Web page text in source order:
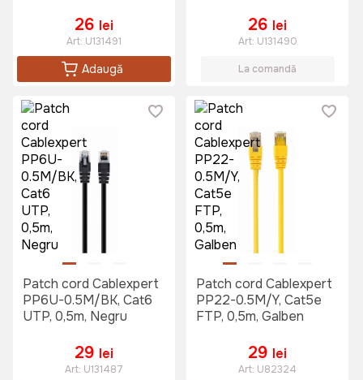
26 lei
Art: U131491
Adaugă
26 lei
Art: U131490
La comandă
Patch cord Cablexpert
PP6U-0.5M/BK, Cat6
UTP, 0,5m, Negru
29 lei
Art: U131487
Patch cord Cablexpert
PP22-0.5M/Y, Cat5e
FTP, 0,5m, Galben
29 lei
Art: U82324